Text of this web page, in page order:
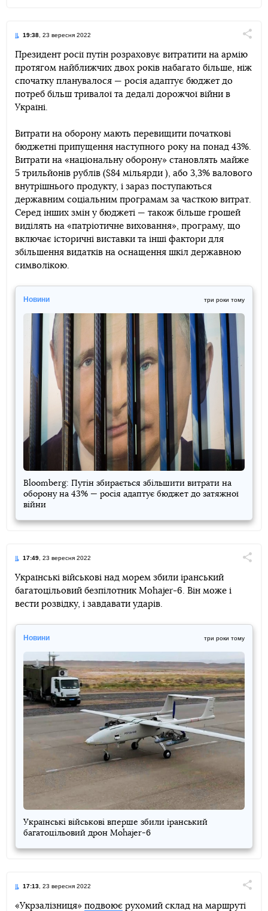
19:38 , 23 вересня 2022
TelegramFacebookTwitter
Президент росії путін розраховує витратити на армію
протягом найближчих двох років набагато більше, ніж
спочатку планувалося — росія адаптує бюджет до
потреб більш тривалої та дедалі дорожчої війни в
Україні.
Витрати на оборону мають перевищити початкові
бюджетні припущення наступного року на понад 43%.
Витрати на «національну оборону» становлять майже
5 трильйонів рублів ($84 мільярди ), або 3,3% валового
внутрішнього продукту, і зараз поступаються
державним соціальним програмам за часткою витрат.
Серед інших змін у бюджеті — також більше грошей
виділять на «патріотичне виховання», програму, що
включає історичні виставки та інші фактори для
збільшення видатків на оснащення шкіл державною
символікою.
Новини три роки тому
Bloomberg: Путін збирається збільшити витрати на
оборону на 43% — росія адаптує бюджет до затяжної
війни
17:49, 23 вересня 2022
TelegramFacebookTwitter
Українські військові над морем збили іранський
багатоцільовий безпілотник Mohajer-6. Він може і
вести розвідку, і завдавати ударів.
Новини три роки тому
Українські військові вперше збили іранський
багатоцільовий дрон Mohajer-6
17:13 , 23 вересня 2022
«Укрзалізниця» подвоює рухомий склад на маршруті